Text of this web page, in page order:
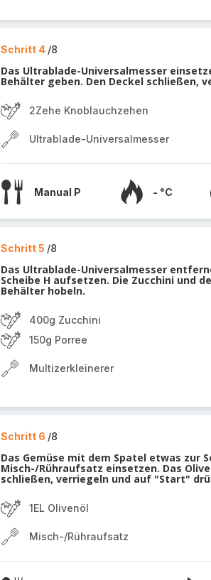
Schritt 4 /8
Das Ultrablade-Universalmesser
Behälter geben. Den Deckel schließen,
2Zehe Knoblauchzehen
Ultrablade-Universalmesser
Manual P - °C
Schritt 5 /8
Das Ultrablade-Universalmesser
Scheibe H aufsetzen. Die Zucchini und
Behälter hobeln.
400g Zucchini
150g Porree
Multizerkleinerer
Schritt 6 /8
Das Gemüse mit dem Spatel etwas zur
Misch-/Rühraufsatz einsetzen. Das
schließen, verriegeln und auf "Start"
1EL Olivenöl
Misch-/Rühraufsatz